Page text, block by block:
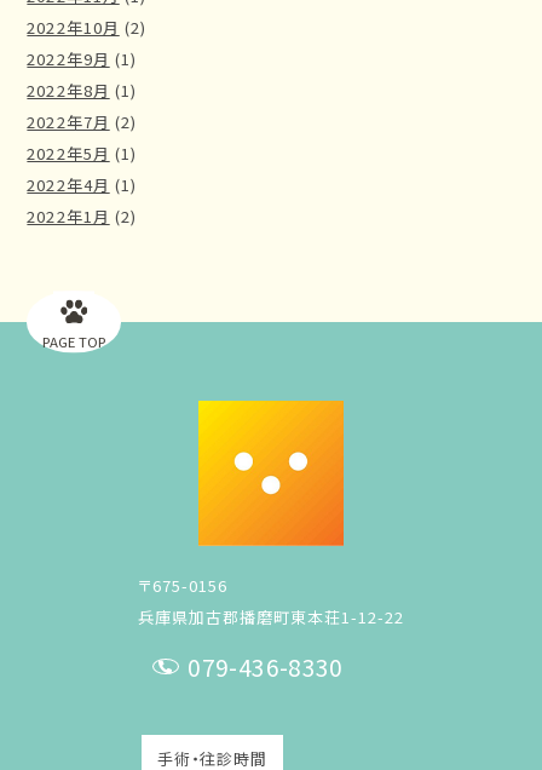
2022年10月 (2)
2022年9月 (1)
2022年8月 (1)
2022年7月 (2)
2022年5月 (1)
2022年4月 (1)
2022年1月 (2)
PAGE TOP
〒675-0156
兵庫県加古郡播磨町東本荘1-12-22
E
079-436-8330
手術・往診時間